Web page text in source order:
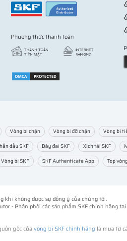
Phương thức thanh toán
Vòng bi chặn Vòng bi đỡ chặn Vòng bi
dầu SKF Dây đai SKF Xích tải SKF
Vòng bi SKF SKF Authenticate App Top
khi không được sự đồng ý của chúng tôi.
- Phân phối các sản phẩm SKF chính hãng
gốc củavòng bi SKF chính hãng là mua từ